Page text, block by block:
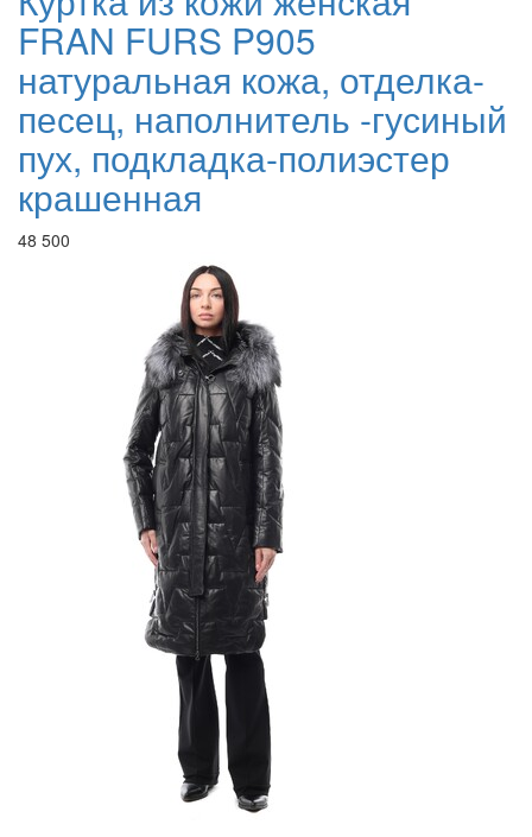
FRAN FURS P905
натуральная кожа, отделка-
песец, наполнитель -гусиный
пух, подкладка-полиэстер
крашенная
48 500